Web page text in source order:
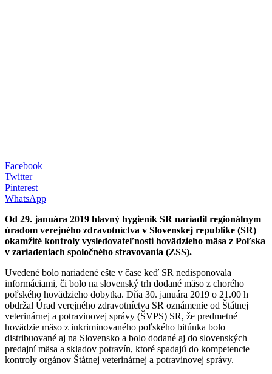
Facebook
Twitter
Pinterest
WhatsApp
Od 29. januára 2019 hlavný hygienik SR nariadil regionálnym
úradom verejného zdravotníctva v Slovenskej republike (SR)
okamžité kontroly vysledovateľnosti hovädzieho mäsa z Poľska
v zariadeniach spoločného stravovania (ZSS).
Uvedené bolo nariadené ešte v čase keď SR nedisponovala
informáciami, či bolo na slovenský trh dodané mäso z chorého
poľského hovädzieho dobytka. Dňa 30. januára 2019 o 21.00 h
obdržal Úrad verejného zdravotníctva SR oznámenie od Štátnej
veterinárnej a potravinovej správy (ŠVPS) SR, že predmetné
hovädzie mäso z inkriminovaného poľského bitúnka bolo
distribuované aj na Slovensko a bolo dodané aj do slovenských
predajní mäsa a skladov potravín, ktoré spadajú do kompetencie
kontroly orgánov Štátnej veterinárnej a potravinovej správy.